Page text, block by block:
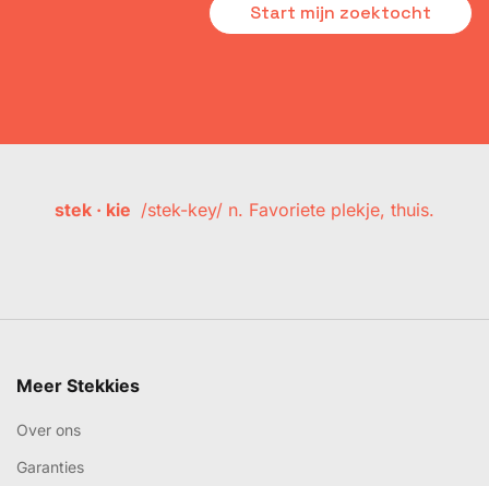
Start mijn zoektocht
stek · kie /stek-key/ n. Favoriete plekje, thuis.
Meer Stekkies
Over ons
Garanties